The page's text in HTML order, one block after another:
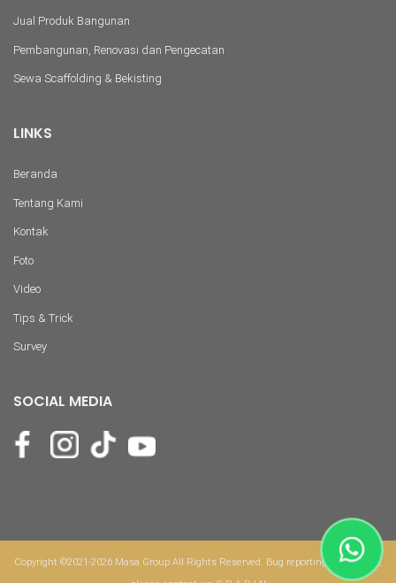
Jual Produk Bangunan
Pembangunan, Renovasi dan Pengecatan
Sewa Scaffolding & Bekisting
LINKS
Beranda
Tentang Kami
Kontak
Foto
Video
Tips & Trick
Survey
SOCIAL MEDIA
Copyright ©2021-2026 Masa Group All Rights Reserved. Bug reporting & feedback,